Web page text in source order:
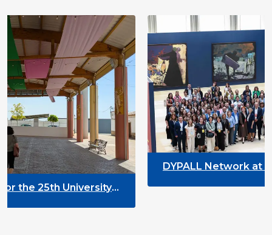
DYPALL Network at ALDA General
2026 in Malta